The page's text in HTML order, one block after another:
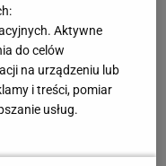
nie
były, bo
W tej
bo miała ona
Aktywne
do celów
na urządzeniu lub
i treści, pomiar
usług.